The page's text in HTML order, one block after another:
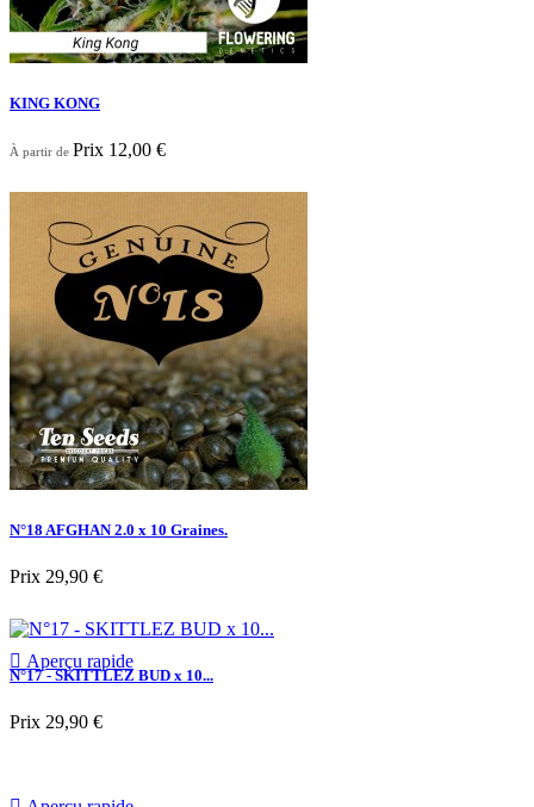
KING KONG
À partir de Prix 12,00 €
Aperçu rapide
N°18 AFGHAN 2.0 x 10 Graines.
Prix 29,90 €
 Aperçu rapide
N°17 - SKITTLEZ BUD x 10...
Prix 29,90 €